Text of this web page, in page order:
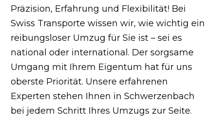
Präzision, Erfahrung und Flexibilität! Bei
Swiss Transporte wissen wir, wie wichtig ein
reibungsloser Umzug für Sie ist – sei es
national oder international. Der sorgsame
Umgang mit Ihrem Eigentum hat für uns
oberste Priorität. Unsere erfahrenen
Experten stehen Ihnen in Schwerzenbach
bei jedem Schritt Ihres Umzugs zur Seite.